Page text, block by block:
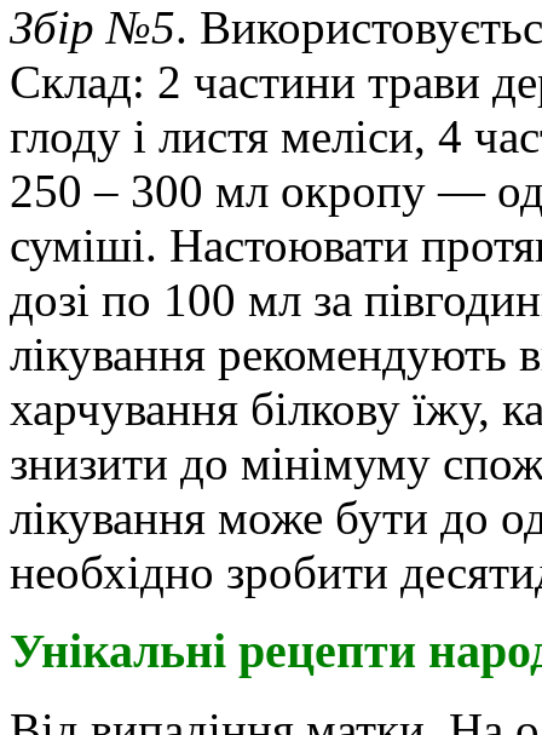
Збір №5.
Склад: 2 частини трави
глоду і листя меліси, 4
250 – 300 мл окропу —
суміші. Настоювати
дозі по 100 мл за
лікування рекомендують
харчування білкову їжу,
знизити до мінімуму
лікування може бути до
необхідно зробити
Унікальні рецепти